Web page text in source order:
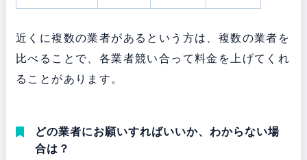
近くに複数の業者があるという方は、複数の業者を
比べることで、各業者競い合って料金を上げてくれ
ることがあります。
どの業者にお願いすればいいか、わからない場
合は？